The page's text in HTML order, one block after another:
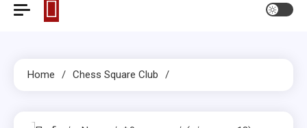
Home Chess Square Club